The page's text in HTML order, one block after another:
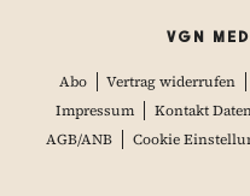
VGN
Abo Vertrag widerrufen
Impressum
Kontakt
AGB/ANB
Cookie